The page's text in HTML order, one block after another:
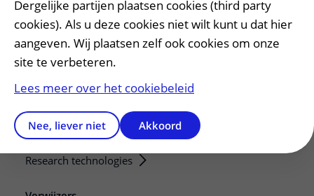
Onze opleidingen
De Nieuwe Utrechtse School
Stage en opleidingsplaatsen
Strategic programs
Research groups
Researchers
Research technologies
Dergelijke partijen plaatsen cookies (third party
cookies). Als u deze cookies niet wilt kunt u dat hier
aangeven. Wij plaatsen zelf ook cookies om onze
site te verbeteren.
Lees meer over het cookiebeleid
Nee, liever niet Akkoord